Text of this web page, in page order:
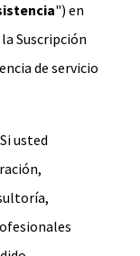
") en
Suscripción
de servicio
Si usted